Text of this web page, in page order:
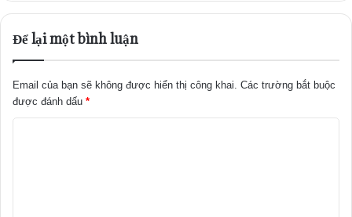
Để lại một bình luận
Email của bạn sẽ không được hiển thị công khai. Các trường bắt buộc
được đánh dấu *